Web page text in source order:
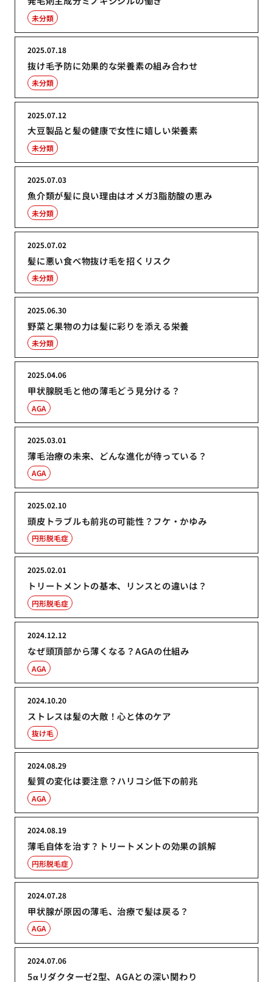
未分類
抜け毛予防に効果的な栄養素の組み合わせ
2025.07.18
未分類
大豆製品と髪の健康で女性に嬉しい栄養素
2025.07.12
未分類
魚介類が髪に良い理由はオメガ3脂肪酸の恵み
2025.07.03
未分類
髪に悪い食べ物抜け毛を招くリスク
2025.07.02
未分類
野菜と果物の力は髪に彩りを添える栄養
2025.06.30
未分類
甲状腺脱毛と他の薄毛どう見分ける？
2025.04.06
AGA
薄毛治療の未来、どんな進化が待っている？
2025.03.01
AGA
頭皮トラブルも前兆の可能性？フケ・かゆみ
2025.02.10
円形脱毛症
トリートメントの基本、リンスとの違いは？
2025.02.01
円形脱毛症
なぜ頭頂部から薄くなる？AGAの仕組み
2024.12.12
AGA
ストレスは髪の大敵！心と体のケア
2024.10.20
抜け毛
髪質の変化は要注意？ハリコシ低下の前兆
2024.08.29
AGA
薄毛自体を治す？トリートメントの効果の誤解
2024.08.19
円形脱毛症
甲状腺が原因の薄毛、治療で髪は戻る？
2024.07.28
AGA
5αリダクターゼ2型、AGAとの深い関わり
2024.07.06